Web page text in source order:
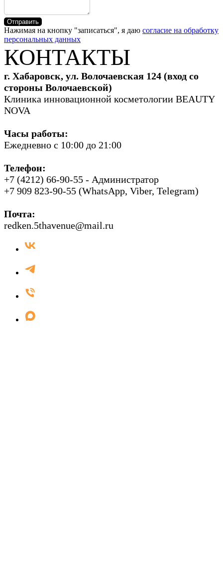
Отправить
Нажимая на кнопку "записаться", я даю согласие на обработку
персональных данных
КОНТАКТЫ
г. Хабаровск, ул. Волочаевская 124 (вход со
стороны Волочаевской)
Клиника инновационной косметологии BEAUTY
NOVA
Часы работы:
Ежедневно с 10:00 до 21:00
Телефон:
+7 (4212) 66-90-55 - Администратор
+7 909 823-90-55 (WhatsApp, Viber, Telegram)
Почта:
redken.5thavenue@mail.ru